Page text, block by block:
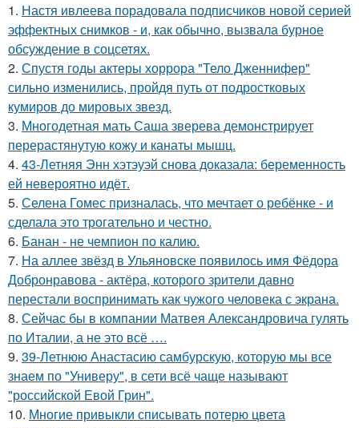
1. Настя ивлеева порадовала подписчиков новой серией
эффектных снимков - и, как обычно, вызвала бурное
обсуждение в соцсетях.
2. Спустя годы актеры хоррора "Тело Дженнифер"
сильно изменились, пройдя путь от подростковых
кумиров до мировых звезд.
3. Многодетная мать Саша зверева демонстрирует
перерастянутую кожу и канаты мышц.
4. 43-Летняя Энн хэтэуэй снова доказала: беременность
ей невероятно идёт.
5. Селена Гомес призналась, что мечтает о ребёнке - и
сделала это трогательно и честно.
6. Банан - не чемпион по калию.
7. На аллее звёзд в Ульяновске появилось имя Фёдора
Добронравова - актёра, которого зрители давно
перестали воспринимать как чужого человека с экрана.
8. Сейчас бы в компании Матвея Александровича гулять
по Италии, а не это всё ….
9. 39-Летнюю Анастасию самбурскую, которую мы все
знаем по "Универу", в сети всё чаще называют
"российской Евой Грин".
10. Многие привыкли списывать потерю цвета